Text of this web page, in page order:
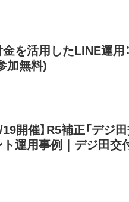
を活用したLINE運用
加無料)
19開催】R5補正「デ
運用事例｜デジ田交